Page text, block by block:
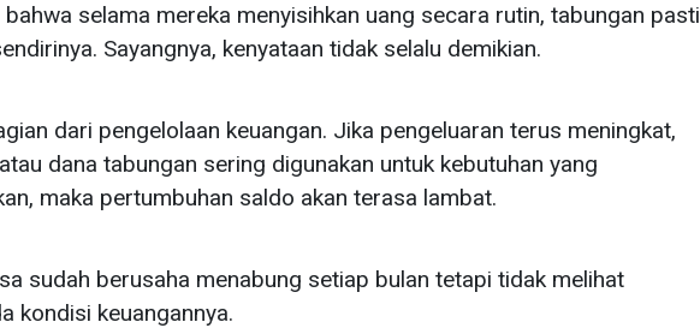
selama mereka menyisihkan uang secara rutin, tabungan pasti
Sayangnya, kenyataan tidak selalu demikian.
dari pengelolaan keuangan. Jika pengeluaran terus meningkat,
dana tabungan sering digunakan untuk kebutuhan yang
maka pertumbuhan saldo akan terasa lambat.
sudah berusaha menabung setiap bulan tetapi tidak melihat
kondisi keuangannya.